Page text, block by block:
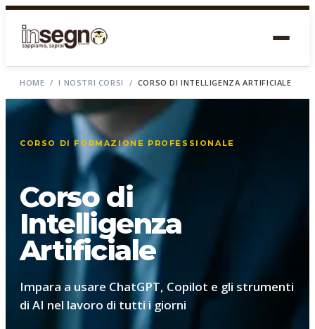
HOME / I NOSTRI CORSI / CORSO DI INTELLIGENZA ARTIFICIALE
CORSO DI FORMAZIONE PROFESSIONALE
Corso di
Intelligenza
Artificiale
Impara a usare ChatGPT, Copilot e gli strumenti
di AI nel lavoro di tutti i giorni